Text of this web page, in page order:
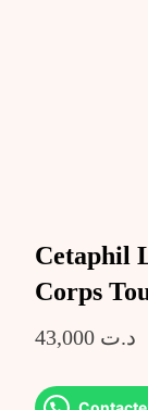
Cetaphil
Corps
د.ت 43,000